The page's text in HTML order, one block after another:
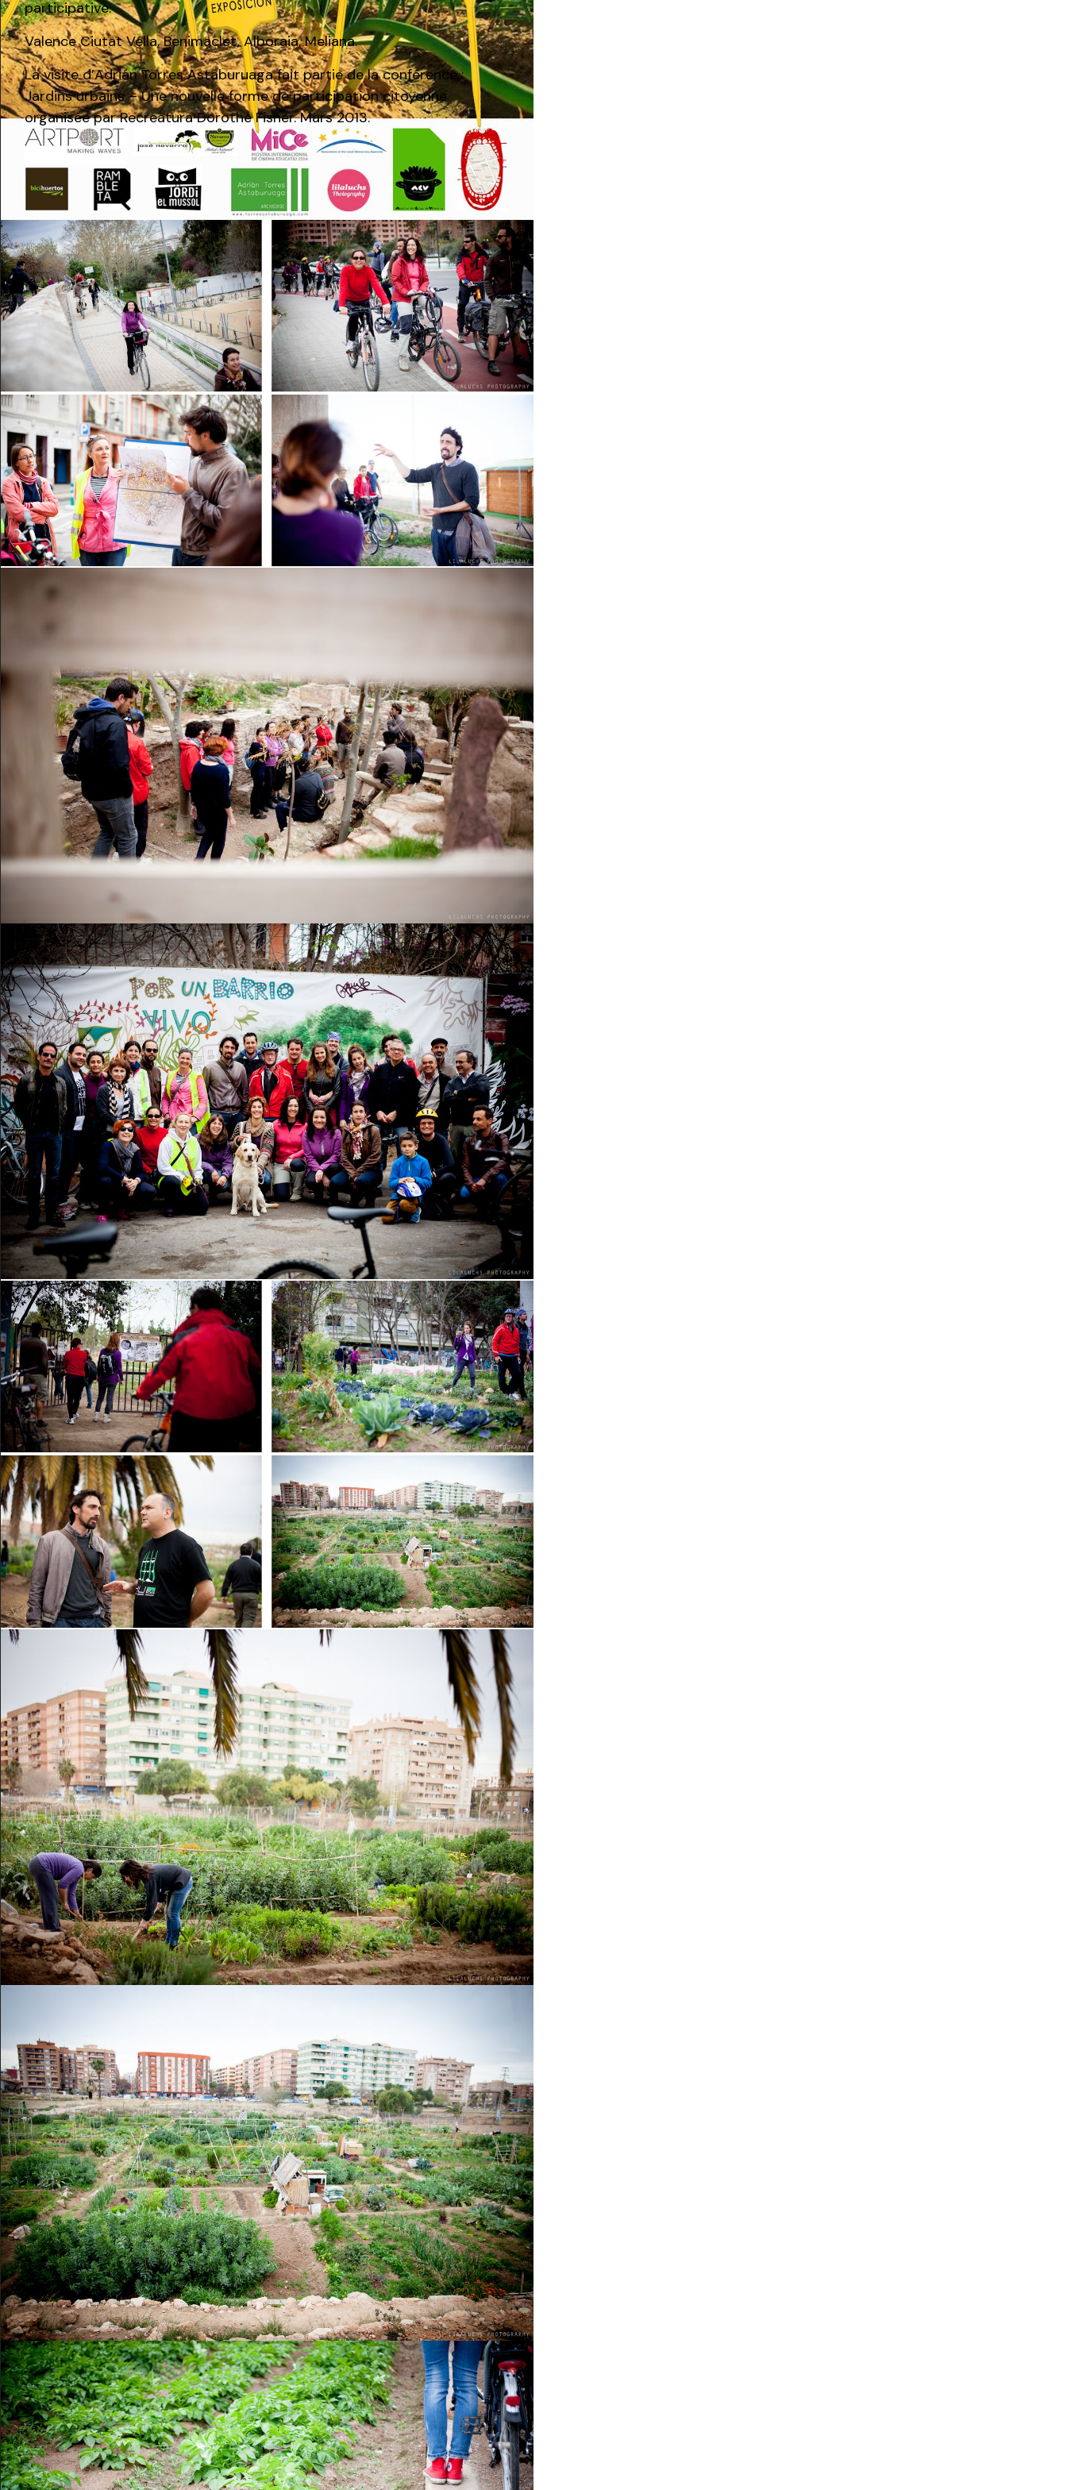
participative.
Valence Ciutat Vella, Benimaclet, Alboraia, Meliana.
La visite d’Adrián Torres Astaburuaga fait partie de la conférence :
Jardins urbains – Une nouvelle forme de participation citoyenne
organisée par Recreatura Dorothe Fisher. Mars 2013.